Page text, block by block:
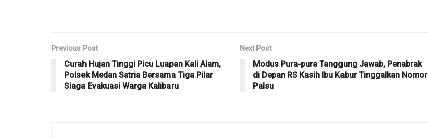
Previous Post
Curah Hujan Tinggi Picu Luapan Kali Alam,
Polsek Medan Satria Bersama Tiga Pilar
Siaga Evakuasi Warga Kalibaru
Next Post
Modus Pura-pura Tanggung Jawab, Penabrak
di Depan RS Kasih Ibu Kabur Tinggalkan Nomor
Palsu ​